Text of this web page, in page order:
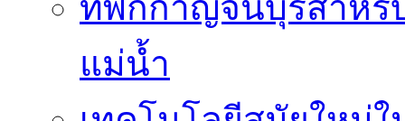
ที่พักกาญจนบุรีสำหรั
แม่น้ำ